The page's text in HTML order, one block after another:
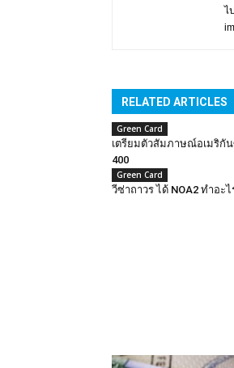
ไ
RELATED ARTICLES
Green Card
เตรียมตัวสัมภาษณ​์อเมริกั
400
Green Card
วีซ่าถาวร ได้ NOA2 ทำอะไ